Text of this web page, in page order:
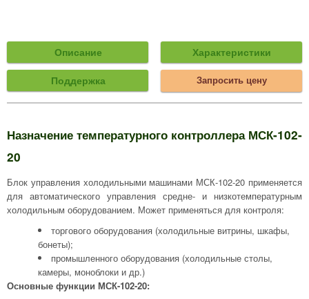
Описание Характеристики
Поддержка Запросить цену
Назначение температурного контроллера МСК-102-
20
Блок управления холодильными машинами МСК-102-20 применяется
для автоматического управления средне- и низкотемпературным
холодильным оборудованием. Может применяться для контроля:
торгового оборудования (холодильные витрины, шкафы,
бонеты);
промышленного оборудования (холодильные столы,
камеры, моноблоки и др.)
Основные функции МСК-102-20: